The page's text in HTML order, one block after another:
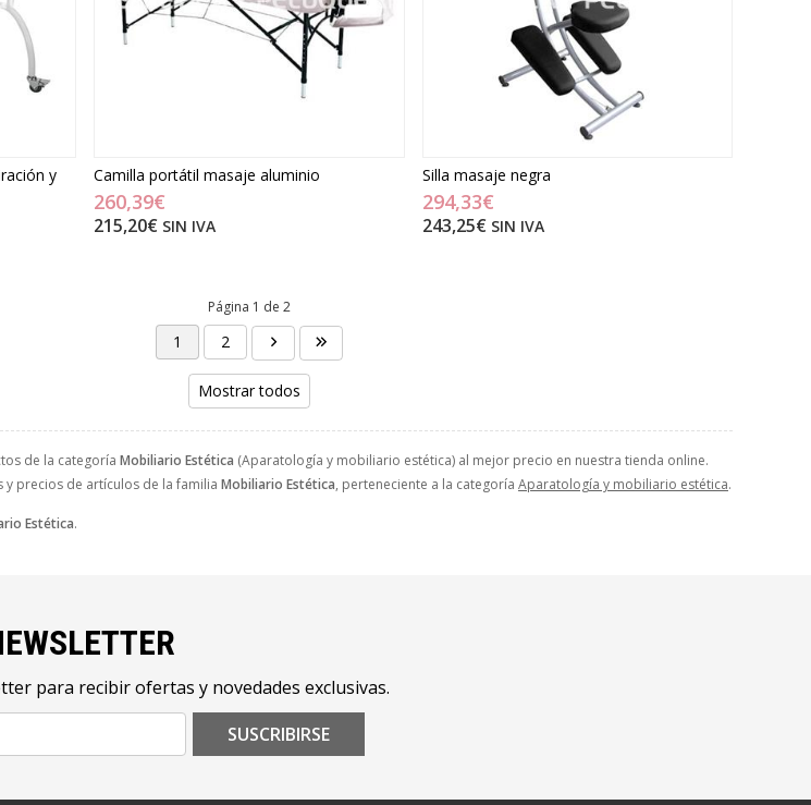
de la categoría Mobiliario Estética (Aparatología y mobiliario estética) al mejor precio en nuestra tienda online.
y precios de artículos de la familia Mobiliario Estética, perteneciente a la categoría Aparatología y mobiliario estética.
Estética.
y
Camilla portátil masaje aluminio
260,39€
215,20€ SIN IVA
Silla masaje negra
294,33€
243,25€ SIN IVA
Página 1 de 2
1 2
Mostrar todos
para recibir ofertas y novedades exclusivas.
SUSCRIBIRSE